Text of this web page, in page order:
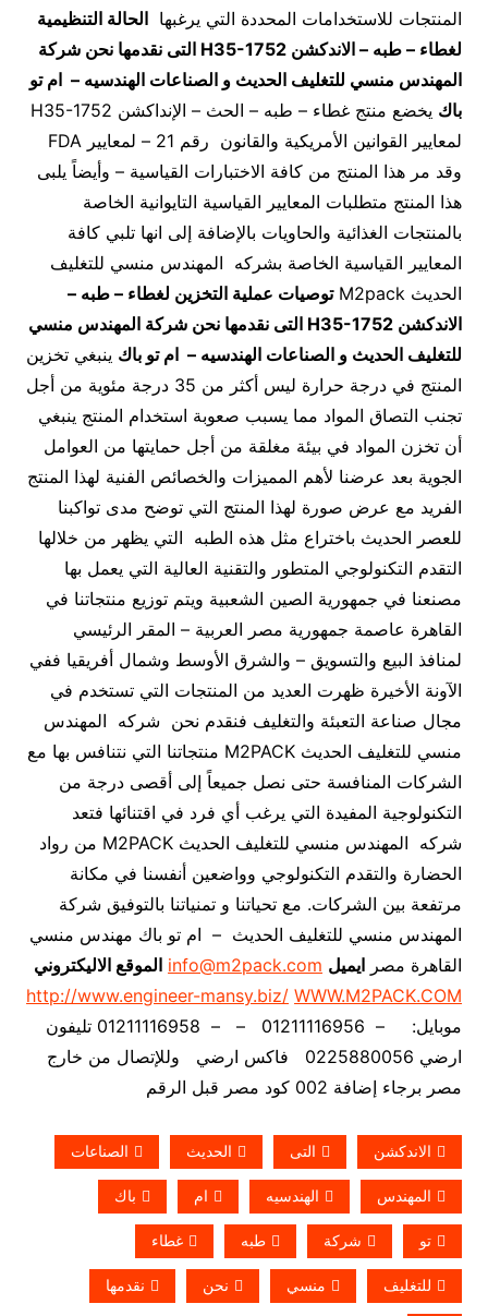
المنتجات للاستخدامات المحددة التي يرغبها الحالة التنظيمية
لغطاء – طبه – الاندكشن H35-1752 التى نقدمها نحن شركة
المهندس منسي للتغليف الحديث و الصناعات الهندسيه – ام تو
باك
يخضع منتج غطاء – طبه – الحث – الإنداكشن H35-1752
لمعايير القوانين الأمريكية والقانون رقم 21 – لمعايير FDA
وقد مر هذا المنتج من كافة الاختبارات القياسية – وأيضاً يلبى
هذا المنتج متطلبات المعايير القياسية التايوانية الخاصة
بالمنتجات الغذائية والحاويات بالإضافة إلى انها تلبي كافة
المعايير القياسية الخاصة بشركه المهندس منسي للتغليف
الحديث M2pack
توصيات عملية التخزين لغطاء – طبه –
الاندكشن H35-1752 التى نقدمها نحن شركة المهندس منسي
للتغليف الحديث و الصناعات الهندسيه – ام تو باك ينبغي تخزين
المنتج في درجة حرارة ليس أكثر من 35 درجة مئوية من أجل
تجنب التصاق المواد مما يسبب صعوبة استخدام المنتج ينبغي
أن تخزن المواد في بيئة مغلقة من أجل حمايتها من العوامل
الجوية بعد عرضنا لأهم المميزات والخصائص الفنية لهذا المنتج
الفريد مع عرض صورة لهذا المنتج التي توضح مدى تواكبنا
للعصر الحديث باختراع مثل هذه الطبه التي يظهر من خلالها
التقدم التكنولوجي المتطور والتقنية العالية التي يعمل بها
مصنعنا في جمهورية الصين الشعبية ويتم توزيع منتجاتنا في
القاهرة عاصمة جمهورية مصر العربية – المقر الرئيسي
لمنافذ البيع والتسويق – والشرق الأوسط وشمال أفريقيا ففي
الآونة الأخيرة ظهرت العديد من المنتجات التي تستخدم في
مجال صناعة التعبئة والتغليف فنقدم نحن شركه المهندس
منسي للتغليف الحديث M2PACK منتجاتنا التي نتنافس بها مع
الشركات المنافسة حتى نصل جميعاً إلى أقصى درجة من
التكنولوجية المفيدة التي يرغب أي فرد في اقتنائها فتعد
شركه المهندس منسي للتغليف الحديث M2PACK من رواد
الحضارة والتقدم التكنولوجي وواضعين أنفسنا في مكانة
مرتفعة بين الشركات. مع تحياتنا و تمنياتنا بالتوفيق شركة
المهندس منسي للتغليف الحديث – ام تو باك مهندس منسي
القاهرة مصر ايميل info@m2pack.com الموقع الاليكتروني
http://www.engineer-mansy.biz/ WWW.M2PACK.COM
موبايل: – 01211116956 – – 01211116958 تليفون
ارضي 0225880056 فاكس ارضي
وللإتصال من خارج
مصر برجاء إضافة 002 كود مصر قبل الرقم
الاندكشن التى الحديث الصناعات
المهندس الهندسيه ام باك
تو شركة طبه غطاء
للتغليف منسي نحن نقدمها